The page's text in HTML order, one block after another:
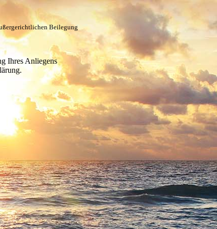
Beilegung
Ihres Anliegens